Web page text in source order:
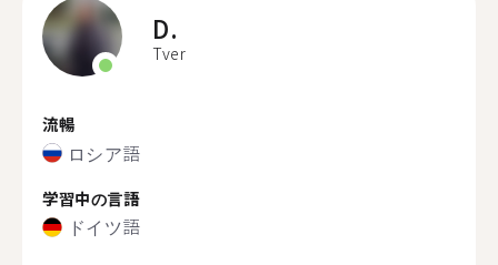
D.
Tver
流暢
ロシア語
学習中の言語
ドイツ語